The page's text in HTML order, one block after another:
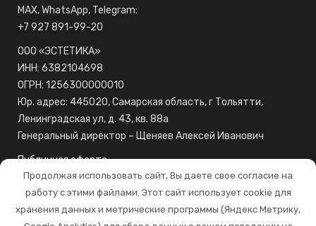
МAX, WhatsApp, Telegram:
+7 927 891-99-20
ООО «ЭСТЕТИКА»
ИНН: 6382104698
ОГРН: 1256300000010
Юр. адрес: 445020, Самарская область, г Тольятти,
Ленинградская ул, д. 43, кв. 88а
Генеральный директор – Щеняев Алексей Иванович
Публичная оферта
Доставка и оплата
Пользовательское соглашение
Продолжая использовать сайт, Вы даете свое согласие на
работу с этими файлами. Этот сайт использует cookie для
хранения данных и метрические программы (Яндекс Метрику,